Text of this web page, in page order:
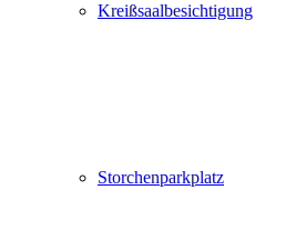
Kreißsaalbesichtigung
Storchenparkplatz